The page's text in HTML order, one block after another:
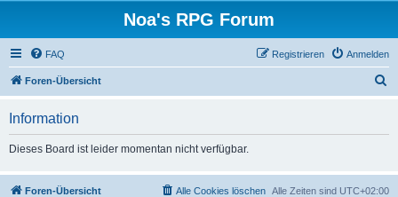
Noa's RPG Forum
FAQ Anmelden
Registrieren
Foren-Übersicht
Information
Dieses Board ist leider momentan nicht verfügbar.
Foren-Übersicht Alle Zeiten sind UTC+02:00
Alle Cookies löschen